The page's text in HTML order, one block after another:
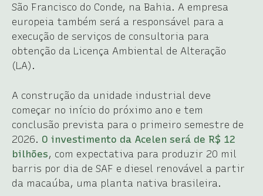
São Francisco do Conde, na Bahia. A empresa
europeia também será a responsável para a
execução de serviços de consultoria para
obtenção da Licença Ambiental de Alteração
(LA).
A construção da unidade industrial deve
começar no início do próximo ano e tem
conclusão prevista para o primeiro semestre de
2026. O investimento da Acelen será de R$ 12
bilhões, com expectativa para produzir 20 mil
barris por dia de SAF e diesel renovável a partir
da macaúba, uma planta nativa brasileira.